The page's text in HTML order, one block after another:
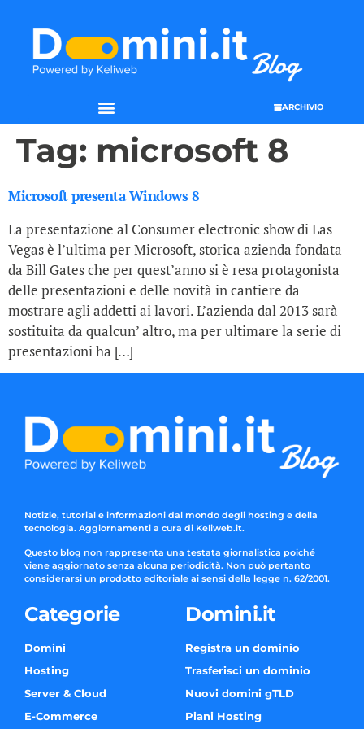
ARCHIVIO
Tag: microsoft 8
Microsoft presenta Windows 8
La presentazione al Consumer electronic show di Las
Vegas è l’ultima per Microsoft, storica azienda fondata
da Bill Gates che per quest’anno si è resa protagonista
delle presentazioni e delle novità in cantiere da
mostrare agli addetti ai lavori. L’azienda dal 2013 sarà
sostituita da qualcun’ altro, ma per ultimare la serie di
presentazioni ha […]
Notizie, tutorial e informazioni dal mondo degli hosting e della
tecnologia. Aggiornamenti a cura di Keliweb.it.
Questo blog non rappresenta una testata giornalistica poiché
viene aggiornato senza alcuna periodicità. Non può pertanto
considerarsi un prodotto editoriale ai sensi della legge n. 62/2001.
Categorie
Domini
Hosting
Server & Cloud
E-Commerce
Domini.it
Registra un dominio
Trasferisci un dominio
Nuovi domini gTLD
Piani Hosting